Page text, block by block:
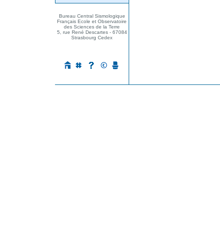
Bureau Central Sismologique
Français Ecole et Observatoire
des Sciences de la Terre
5, rue René Descartes - 67084
Strasbourg Cedex